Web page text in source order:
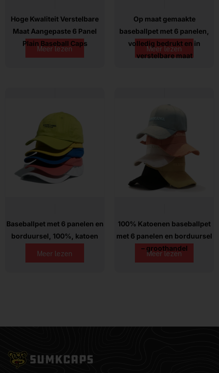
Hoge Kwaliteit Verstelbare
Maat Aangepaste 6 Panel
Plain Baseball Caps
Meer lezen
Op maat gemaakte
baseballpet met 6 panelen,
volledig bedrukt en in
verstelbare maat
Meer lezen
Baseballpet met 6 panelen en
borduursel, 100%, katoen
Meer lezen
100% Katoenen baseballpet
met 6 panelen en borduursel
– groothandel
Meer lezen